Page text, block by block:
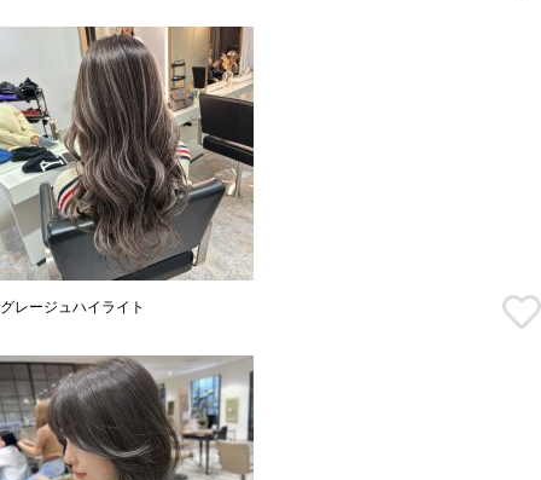
グレージュハイライト